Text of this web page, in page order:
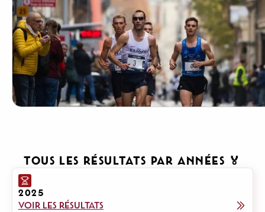
TOUS LES RÉSULTATS PAR ANNÉES 🏅
2025
VOIR LES RÉSULTATS